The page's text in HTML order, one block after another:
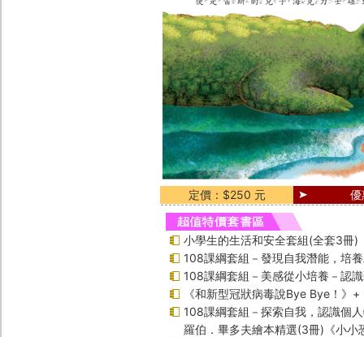
定價：$250 元
小學生的生活和安全套組(全套3冊)
108課綱套組－發現自我潛能，培
108課綱套組－美感從小培養－認
《和新型冠狀病毒說Bye Bye！》
108課綱套組－探索自我，認識個
羅伯．畢多夫繪本精選(3冊)《小